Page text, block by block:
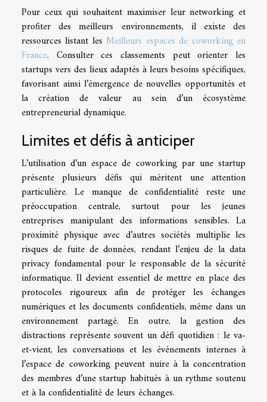
Pour ceux qui souhaitent maximiser leur networking et
profiter des meilleurs environnements, il existe des
ressources listant lesMeilleurs espaces de coworking en
France. Consulter ces classements peut orienter les
startups vers des lieux adaptés à leurs besoins spécifiques,
favorisant ainsi l’émergence de nouvelles opportunités et
la création de valeur au sein d’un écosystème
entrepreneurial dynamique.
Limites et défis à anticiper
L’utilisation d’un espace de coworking par une startup
présente plusieurs défis qui méritent une attention
particulière. Le manque de confidentialité reste une
préoccupation centrale, surtout pour les jeunes
entreprises manipulant des informations sensibles. La
proximité physique avec d’autres sociétés multiplie les
risques de fuite de données, rendant l’enjeu de la data
privacy fondamental pour le responsable de la sécurité
informatique. Il devient essentiel de mettre en place des
protocoles rigoureux afin de protéger les échanges
numériques et les documents confidentiels, même dans un
environnement partagé. En outre, la gestion des
distractions représente souvent un défi quotidien : le va-
et-vient, les conversations et les événements internes à
l’espace de coworking peuvent nuire à la concentration
des membres d’une startup habitués à un rythme soutenu
et à la confidentialité de leurs échanges.